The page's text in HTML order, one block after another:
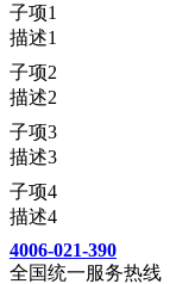
子项1
描述1
子项2
描述2
子项3
描述3
子项4
描述4
4006-021-390
全国统一服务热线